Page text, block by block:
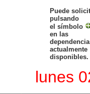
Puede
pulsando
el símbolo
en las
actualmente
disponibles.
lunes